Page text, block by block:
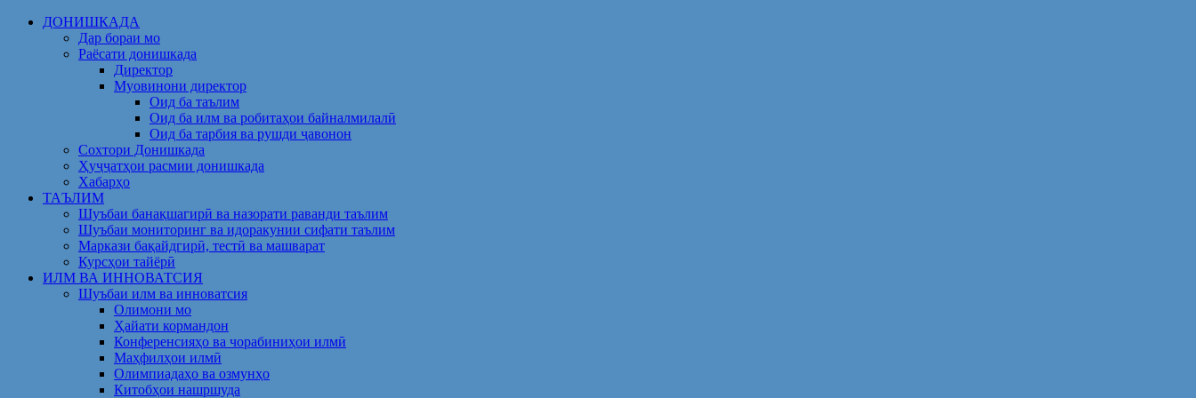
Skip
ДОНИШКАДА
Дар бораи мо
Раёсати донишкада
Директор
Муовинони директор
Оид ба таълим
Оид ба илм ва робитаҳои байналмилалӣ
Оид ба тарбия ва рушди ҷавонон
Сохтори Донишкада
Ҳуҷҷатҳои расмии донишкада
Хабарҳо
ТАЪЛИМ
Шуъбаи банақшагирӣ ва назорати раванди таълим
Шуъбаи мониторинг ва идоракунии сифати таълим
Маркази бақайдгирӣ, тестӣ ва машварат
Курсҳои тайёрӣ
ИЛМ ВА ИННОВАТСИЯ
Шуъбаи илм ва инноватсия
Олимони мо
Ҳайати кормандон
Конференсияҳо ва чорабиниҳои илмӣ
Маҳфилҳои илмӣ
Олимпиадаҳо ва озмунҳо
Китобҳои нашршуда